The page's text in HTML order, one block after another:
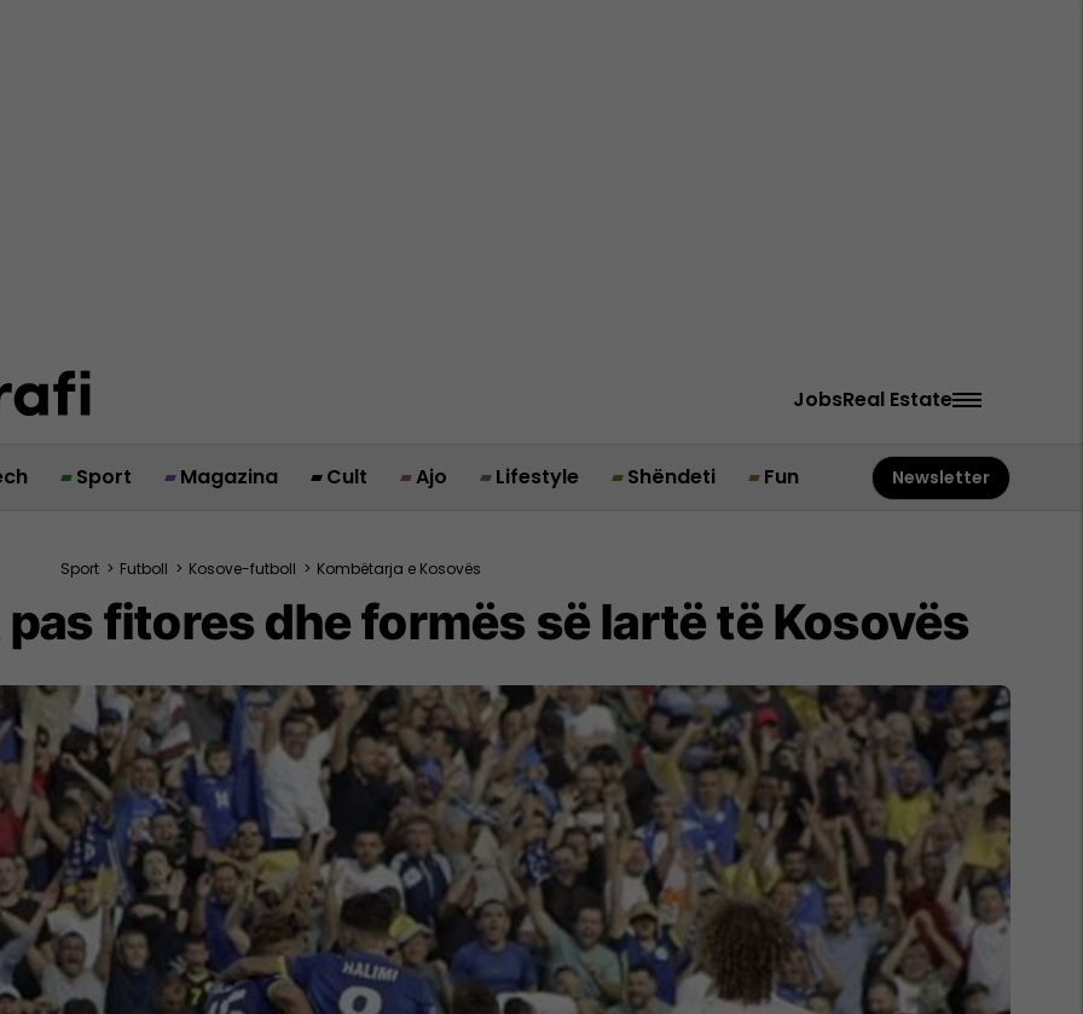
JobsReal Estate
Sport Magazina Cult Ajo Lifestyle Shëndeti Fun Newsletter
Sport > Futboll > Kosove-futboll > Kombëtarja e Kosovës
pas fitores dhe formës së lartë të Kosovës